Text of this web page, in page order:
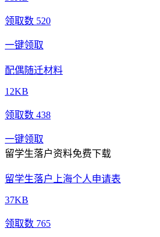
领取数 520
一键领取
配偶随迁材料
12KB
领取数 438
一键领取
留学生落户资料免费下载
留学生落户上海个人申请表
37KB
领取数 765